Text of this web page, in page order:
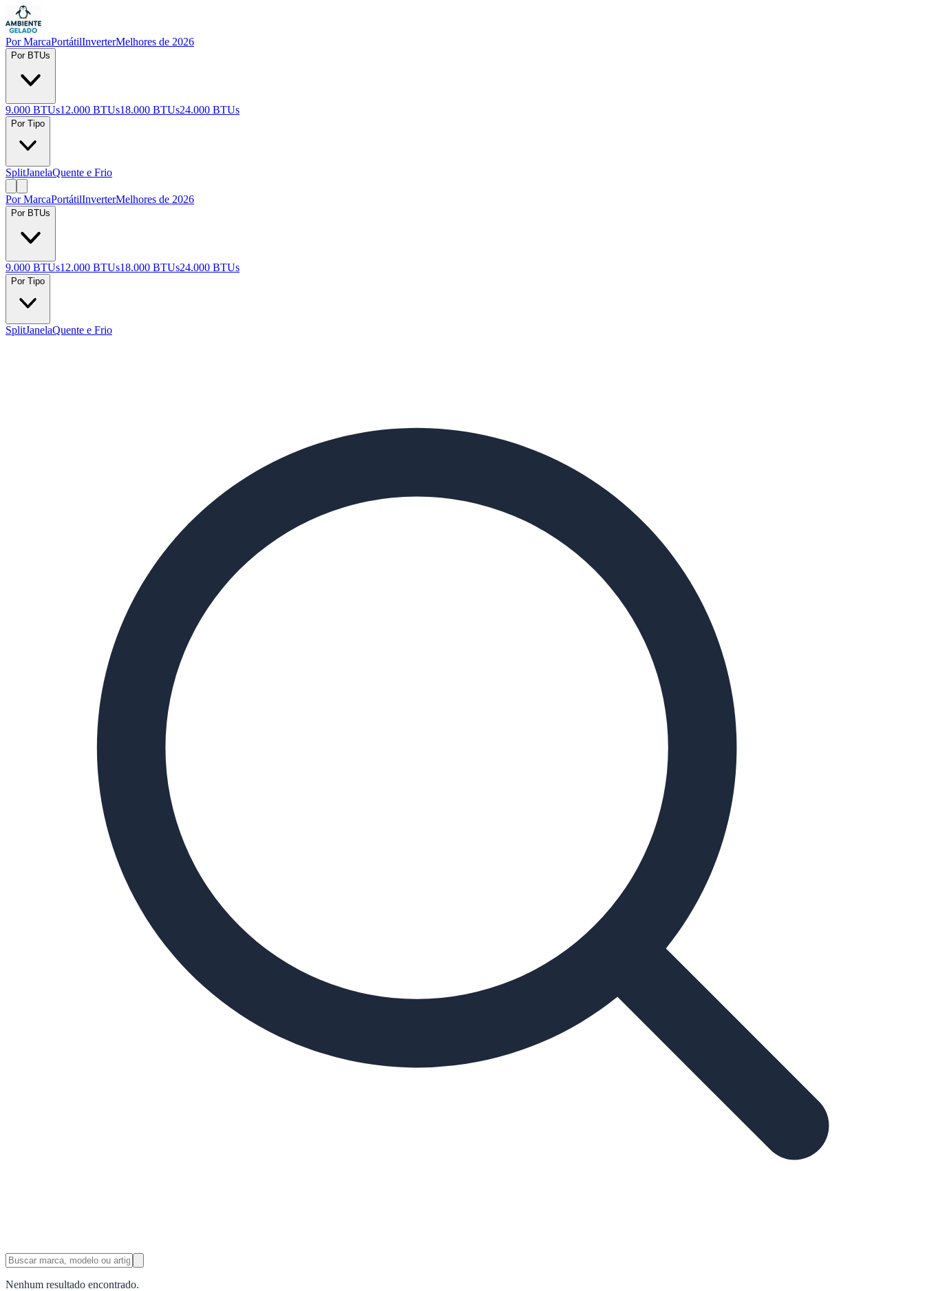
Por MarcaPortátilInverterMelhores de 2026
Por BTUs
9.000 BTUs12.000 BTUs18.000 BTUs24.000 BTUs
Por Tipo
SplitJanelaQuente e Frio
Por MarcaPortátilInverterMelhores de 2026
Por BTUs
9.000 BTUs12.000 BTUs18.000 BTUs24.000 BTUs
Por Tipo
SplitJanelaQuente e Frio
Nenhum resultado encontrado.